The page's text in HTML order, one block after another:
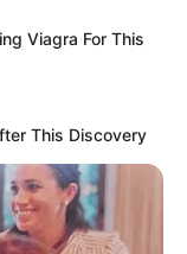
CONACS foram
de Saúde:
a investigar
Viagra For This
This Discovery